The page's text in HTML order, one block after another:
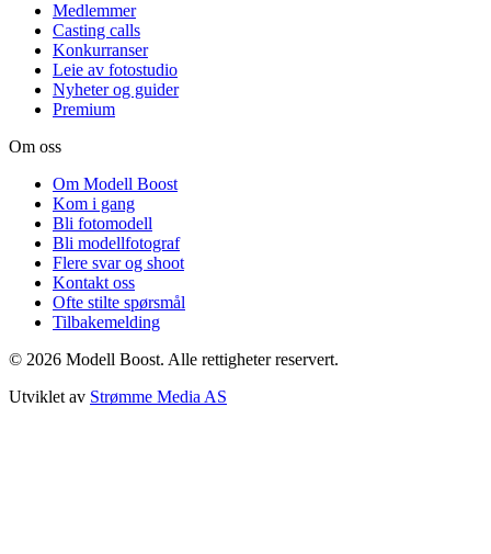
Medlemmer
Casting calls
Konkurranser
Leie av fotostudio
Nyheter og guider
Premium
Om oss
Om Modell Boost
Kom i gang
Bli fotomodell
Bli modellfotograf
Flere svar og shoot
Kontakt oss
Ofte stilte spørsmål
Tilbakemelding
© 2026 Modell Boost. Alle rettigheter reservert.
Utviklet av Strømme Media AS